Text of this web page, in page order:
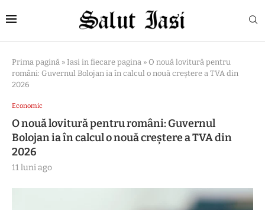
Prima pagină » Iasi in fiecare pagina » O nouă lovitură pentru
români: Guvernul Bolojan ia în calcul o nouă creștere a TVA din
2026
Economic
O nouă lovitură pentru români: Guvernul
Bolojan ia în calcul o nouă creștere a TVA din
2026
11 luni ago